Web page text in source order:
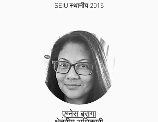
SEIU स्थानीय 2015
एग्नेस ब्रागा